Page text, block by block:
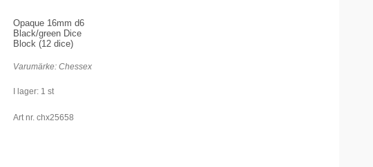
Opaque 16mm d6
Black/green Dice
Block (12 dice)
Varumärke: Chessex
I lager: 1 st
Art nr. chx25658